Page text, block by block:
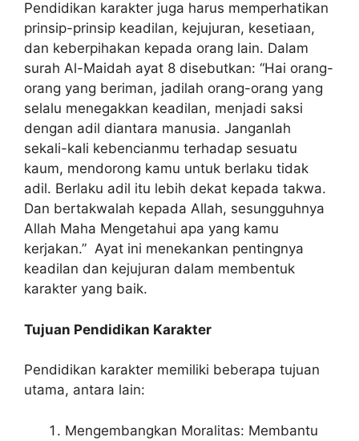
Pendidikan karakter juga harus memperhatikan
prinsip-prinsip keadilan, kejujuran, kesetiaan,
dan keberpihakan kepada orang lain. Dalam
surah Al-Maidah ayat 8 disebutkan: “Hai orang-
orang yang beriman, jadilah orang-orang yang
selalu menegakkan keadilan, menjadi saksi
dengan adil diantara manusia. Janganlah
sekali-kali kebencianmu terhadap sesuatu
kaum, mendorong kamu untuk berlaku tidak
adil. Berlaku adil itu lebih dekat kepada takwa.
Dan bertakwalah kepada Allah, sesungguhnya
Allah Maha Mengetahui apa yang kamu
kerjakan.” Ayat ini menekankan pentingnya
keadilan dan kejujuran dalam membentuk
karakter yang baik.
Tujuan Pendidikan Karakter
Pendidikan karakter memiliki beberapa tujuan
utama, antara lain:
Mengembangkan Moralitas: Membantu